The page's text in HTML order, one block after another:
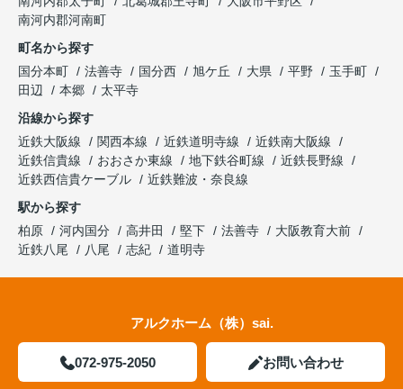
南河内郡河南町
町名から探す
国分本町
法善寺 国分西 旭ケ丘 大県 平野
玉手町
田辺
本郷
太平寺
沿線から探す
近鉄大阪線
関西本線 近鉄道明寺線
近鉄南大阪線
近鉄信貴線
おおさか東線 地下鉄谷町線
近鉄長野線
近鉄西信貴ケーブル
近鉄難波・奈良線
駅から探す
柏原
河内国分 高井田 堅下 法善寺
大阪教育大前
近鉄八尾
八尾 志紀 道明寺
アルクホーム（株）sai.
072-975-2050 お問い合わせ